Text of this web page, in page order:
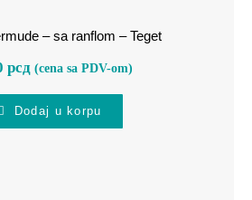
– sa ranflom – Teget
рсд (cena sa PDV-om)
Dodaj u korpu